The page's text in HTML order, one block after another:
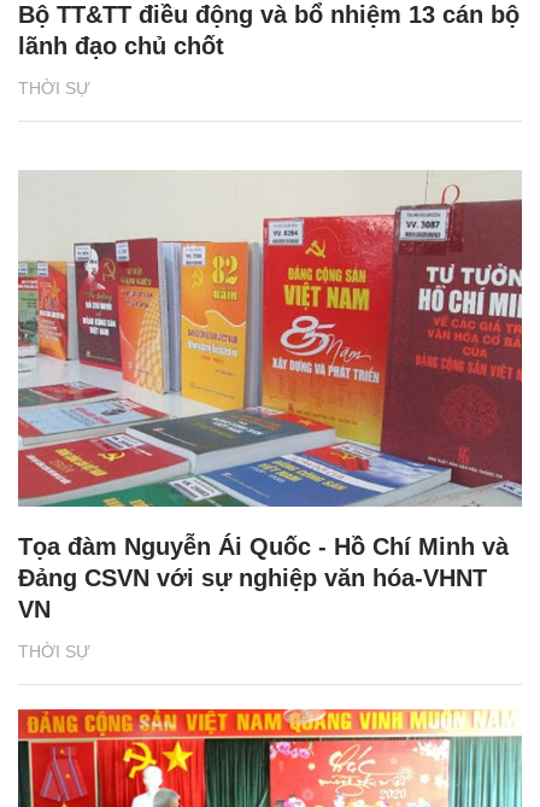
THỜI SỰ
Bộ TT&TT điều động và bổ nhiệm 13 cán bộ
lãnh đạo chủ chốt
THỜI SỰ
Tọa đàm Nguyễn Ái Quốc - Hồ Chí Minh và
Đảng CSVN với sự nghiệp văn hóa-VHNT
VN